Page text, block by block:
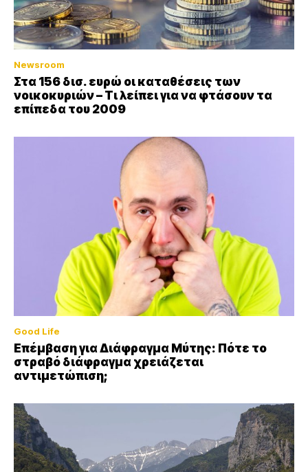
Newsroom
Στα 156 δισ. ευρώ οι καταθέσεις των
νοικοκυριών – Τι λείπει για να φτάσουν τα
επίπεδα του 2009
Good Life
Επέμβαση για Διάφραγμα Μύτης: Πότε το
στραβό διάφραγμα χρειάζεται
αντιμετώπιση;